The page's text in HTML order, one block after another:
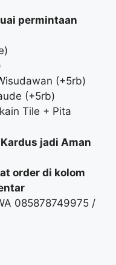
permintaan
(+5rb)
(+5rb)
Tile + Pita
jadi Aman
order di kolom
085878749975 /